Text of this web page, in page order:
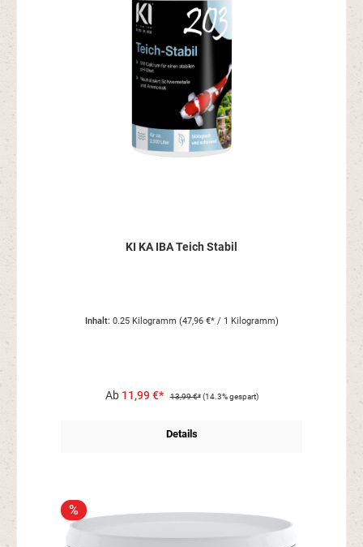
KI KA IBA Teich Stabil
Inhalt: 0.25 Kilogramm (47,96 €* / 1 Kilogramm)
Ab 11,99 €* 13,99 €* (14.3% gespart)
Details
%